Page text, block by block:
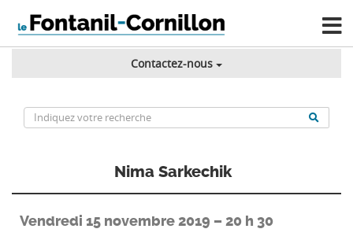
Contactez-nous
Nima Sarkechik
Vendredi 15 novembre 2019 – 20 h 30